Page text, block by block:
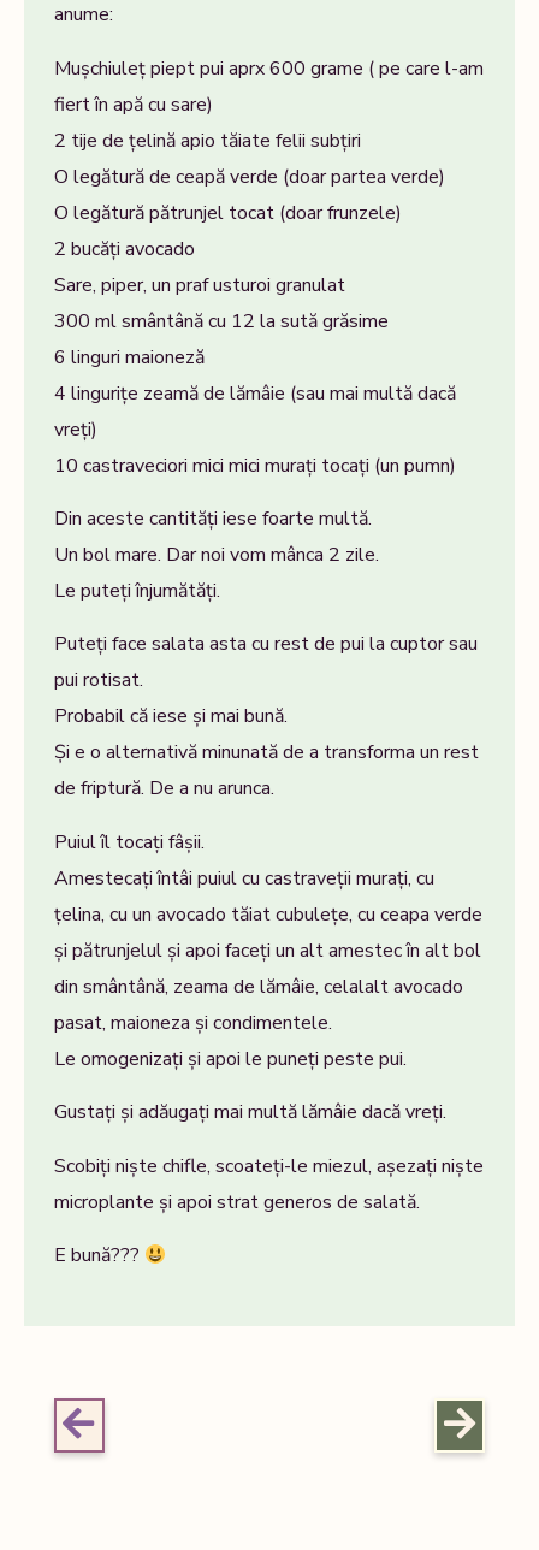
anume:
Mușchiuleț piept pui aprx 600 grame ( pe care l-am
fiert în apă cu sare)
2 tije de țelină apio tăiate felii subțiri
O legătură de ceapă verde (doar partea verde)
O legătură pătrunjel tocat (doar frunzele)
2 bucăți avocado
Sare, piper, un praf usturoi granulat
300 ml smântână cu 12 la sută grăsime
6 linguri maioneză
4 lingurițe zeamă de lămâie (sau mai multă dacă
vreți)
10 castraveciori mici mici murați tocați (un pumn)
Din aceste cantități iese foarte multă.
Un bol mare. Dar noi vom mânca 2 zile.
Le puteți înjumătăți.
Puteți face salata asta cu rest de pui la cuptor sau
pui rotisat.
Probabil că iese și mai bună.
Și e o alternativă minunată de a transforma un rest
de friptură. De a nu arunca.
Puiul îl tocați fâșii.
Amestecați întâi puiul cu castraveții murați, cu
țelina, cu un avocado tăiat cubulețe, cu ceapa verde
și pătrunjelul și apoi faceți un alt amestec în alt bol
din smântână, zeama de lămâie, celalalt avocado
pasat, maioneza și condimentele.
Le omogenizați și apoi le puneți peste pui.
Gustați și adăugați mai multă lămâie dacă vreți.
Scobiți niște chifle, scoateți-le miezul, așezați niște
microplante și apoi strat generos de salată.
E bună???